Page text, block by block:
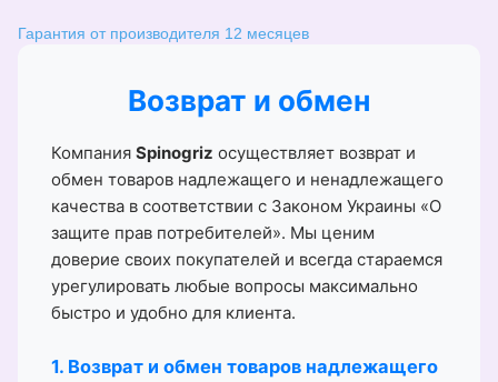
Гарантия от производителя 12 месяцев
Возврат и обмен
Компания Spinogriz осуществляет возврат и
обмен товаров надлежащего и ненадлежащего
качества в соответствии с Законом Украины «О
защите прав потребителей». Мы ценим
доверие своих покупателей и всегда стараемся
урегулировать любые вопросы максимально
быстро и удобно для клиента.
1. Возврат и обмен товаров надлежащего